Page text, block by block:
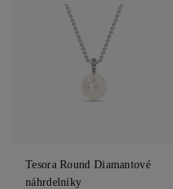
Tesora Round Diamantové
náhrdelníky